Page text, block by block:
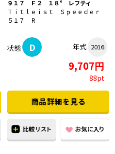
９１７ Ｆ２ １８° レフティ
Ｔｉｔｌｅｉｓｔ Ｓｐｅｅｄｅｒ
５１７ Ｒ
状態 D 年式 2016
9,707円
88pt